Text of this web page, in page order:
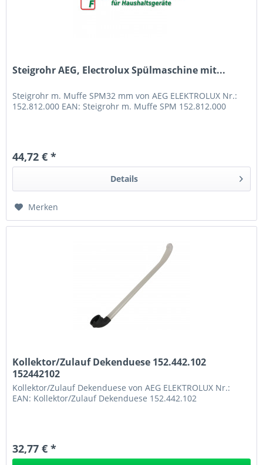
Steigrohr AEG, Electrolux Spülmaschine mit...
Steigrohr m. Muffe SPM32 mm von AEG ELEKTROLUX Nr.:
152.812.000 EAN: Steigrohr m. Muffe SPM 152.812.000
44,72 € *
Details
Merken
Kollektor/Zulauf Dekenduese 152.442.102
152442102
Kollektor/Zulauf Dekenduese von AEG ELEKTROLUX Nr.:
EAN: Kollektor/Zulauf Dekenduese 152.442.102
32,77 € *